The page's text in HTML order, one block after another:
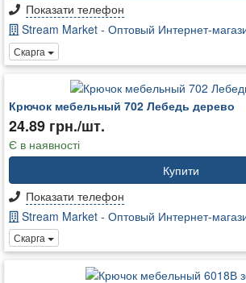
Показати телефон
Stream Market - Оптовый Интернет-
Скарга
Крючок мебельный 702 Лебедь дерево
24.89 грн./шт.
Є в наявності
Купити
Показати телефон
Stream Market - Оптовый Интернет-
Скарга